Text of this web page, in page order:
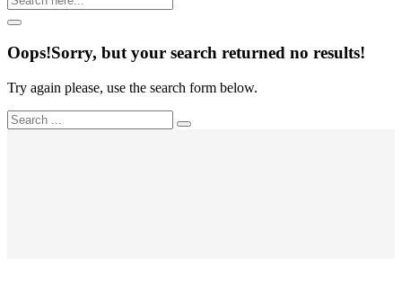
Oops!Sorry, but your search returned no results!
Try again please, use the search form below.